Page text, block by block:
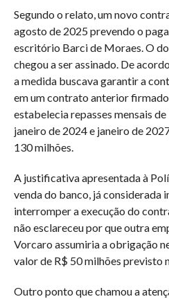
Segundo o relato, um novo
agosto de 2025 prevendo o
escritório Barci de Moraes. O
chegou a ser assinado. De
a medida buscava garantir a
em um contrato anterior
estabelecia repasses mensais
janeiro de 2024 e janeiro de
130 milhões.
A justificativa apresentada à
venda do banco, já considerada
interromper a execução do
não esclareceu por que outra
Vorcaro assumiria a obrigação
valor de R$ 50 milhões previsto
Outro ponto que chamou a